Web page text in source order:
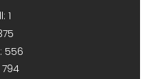
1
556
794